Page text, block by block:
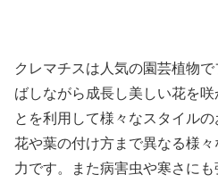
クレマチスは人気の園芸植物
ばしながら成長し美しい花を
とを利用して様々なスタイルの
花や葉の付け方まで異なる様
力です。また病害虫や寒さに